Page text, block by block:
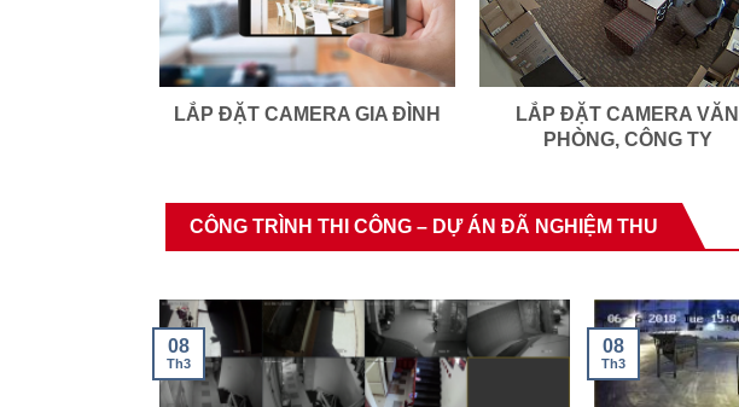
LẮP ĐẶT CAMERA GIA ĐÌNH
LẮP ĐẶT CAMERA VĂN
PHÒNG, CÔNG TY
CÔNG TRÌNH THI CÔNG – DỰ ÁN ĐÃ NGHIỆM THU
08
Th3
08
Th3